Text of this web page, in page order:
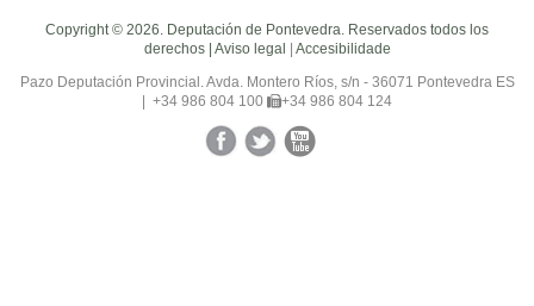
Copyright © 2026. Deputación de Pontevedra. Reservados todos los
derechos | Aviso legal | Accesibilidade
Pazo Deputación Provincial. Avda. Montero Ríos, s/n - 36071 Pontevedra ES
| +34 986 804 100
+34 986 804 124
FacebookTwitterYouTube